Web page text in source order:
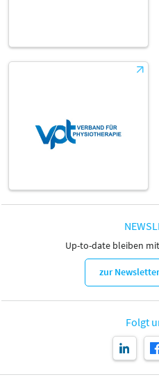
Up-to-date bleiben
zur
Folgt